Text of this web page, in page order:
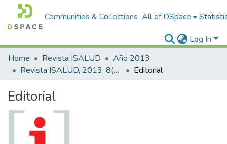
Communities & Collections All of DSpace
Log In
Home
Revista ISALUD
Año 2013
Revista ISALUD, 2013, 8(40)
Editorial
Editorial